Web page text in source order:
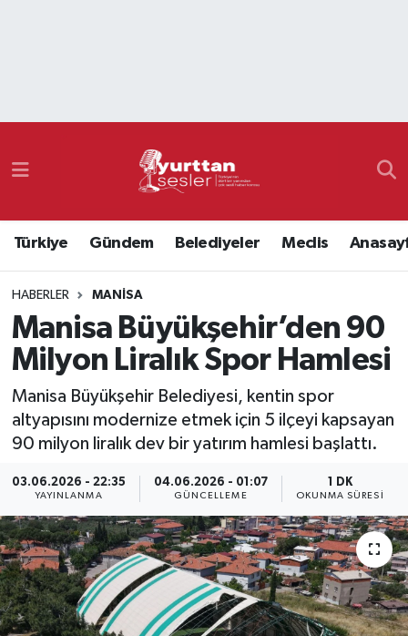
Türkiye Gündem Belediyeler Meclis
HABERLER MANISA
Manisa Büyükşehir’den 90
Milyon Liralık Spor Hamlesi
Manisa Büyükşehir Belediyesi, kentin spor
altyapısını modernize etmek için 5 ilçeyi kapsayan
90 milyon liralık dev bir yatırım hamlesi başlattı.
03.06.2026 - 22:35
YAYINLANMA
04.06.2026 - 01:07
GÜNCELLEME
1 DK
OKUNMA SÜRESI
Namaz Vakitleri
Süper Lig Puan Durumu ve Fikstür
Tüm Manşetler
Son Dakika Haberleri
Haber Arşivi